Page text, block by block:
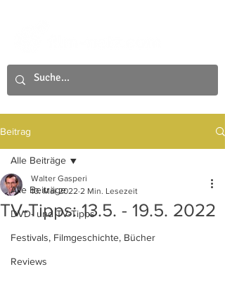
Beitrag
Alle Beiträge
DVD- und TV-Tipps
Festivals, Filmgeschichte, Bücher
Reviews
Alle Beiträge
TV-Tipps: 13.5. - 19.5. 2022
Walter Gasperi
10. Mai 2022 2 Min. Lesezeit